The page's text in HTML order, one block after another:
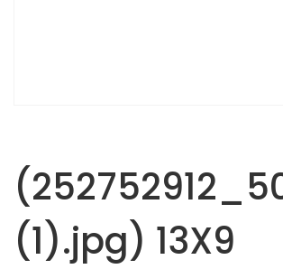
(1).jpg) 13X9